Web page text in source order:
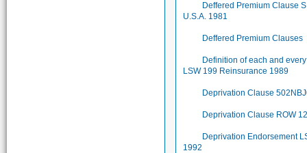
Deffered Premium Clause
U.S.A. 1981
Deffered Premium Clauses
Definition of each and
LSW 199 Reinsurance 1989
Deprivation Clause
Deprivation Clause ROW
Deprivation Endorsement
1992